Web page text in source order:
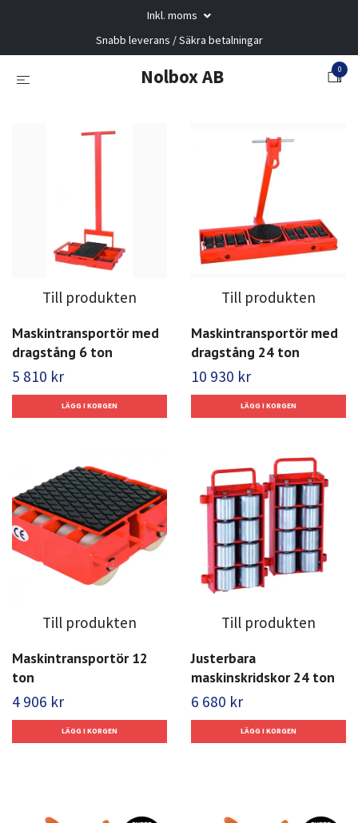
Inkl. moms
Snabb leverans / Säkra betalningar
Nolbox AB 0
Till produkten
Maskintransportör med
dragstång 6 ton
5 810 kr
Till produkten
Maskintransportör med
dragstång 24 ton
10 930 kr
Till produkten
Maskintransportör 12
ton
4 906 kr
Till produkten
Justerbara
maskinskridskor 24 ton
6 680 kr